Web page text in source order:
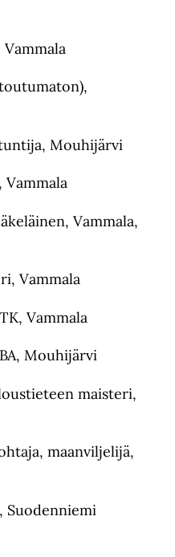
Mouhijärvi
Vammala,
Vammala
Vammala
Mouhijärvi
maisteri,
maanviljelijä,
Suodenniemi